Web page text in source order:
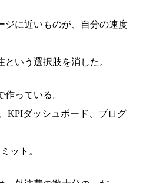
ジに近いものが、自分の速度
という選択肢を消した。
作っている。
KPIダッシュボード、ブログ
ット。